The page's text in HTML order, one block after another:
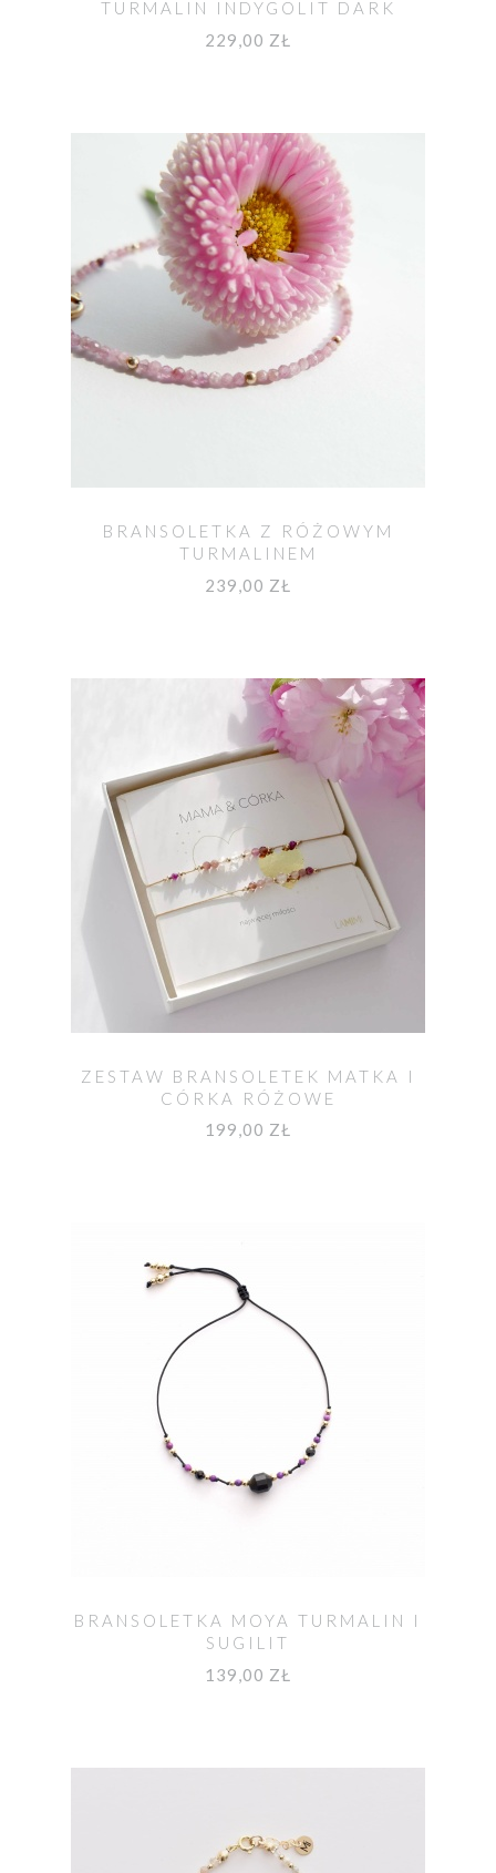
TURMALIN INDYGOLIT DARK
OCEAN
229,00 ZŁ
BRANSOLETKA Z RÓŻOWYM
TURMALINEM
239,00 ZŁ
ZESTAW BRANSOLETEK MATKA I
CÓRKA RÓŻOWE
199,00 ZŁ
BRANSOLETKA MOYA TURMALIN I
SUGILIT
139,00 ZŁ